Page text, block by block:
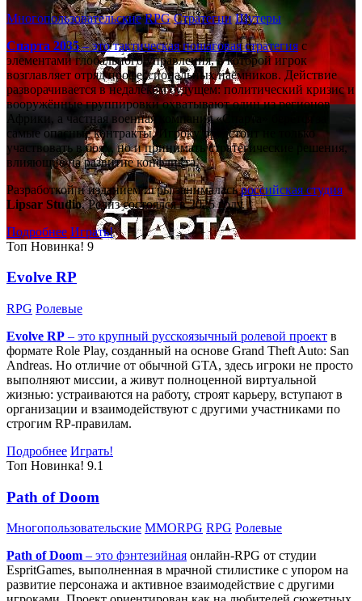
Многопользовательские RPG Стратегии Шутеры
Спарта 2035– это тактическаяпошаговая стратегияс
элементами глобального управления, в которой игрок
возглавляет отряд профессиональных наёмников. Действие
разворачивается в недалёком будущем: политический кризис и
вооружённые группировки охватывают один из регионов
Африки, а частная военная компания «Спарта» берётся за
самые опасные контракты. Игроку предстоит не только
участвовать в боях, но и принимать стратегические решения,
влияющие на развитие конфликта.
Разработкой и изданием игры занималасьроссийская студия
Lipsar Studio. Релиз состоялся в 2025 году.
Подробнее Играть!
Топ Новинка! 9
Evolve RP
RPG Ролевые
Evolve RP – это крупный русскоязычный ролевой проект в
формате Role Play, созданный на основе Grand Theft Auto: San
Andreas. Но отличие от обычной GTA, здесь игроки не просто
выполняют миссии, а живут полноценной виртуальной
жизнью: устраиваются на работу, строят карьеру, вступают в
организации и взаимодействуют с другими участниками по
строгим RP-правилам.
Подробнее Играть!
Топ Новинка! 9.1
Path of Doom
Многопользовательские MMORPG RPG Ролевые
Path of Doom – это фэнтезийная онлайн-RPG от студии
EspritGames, выполненная в мрачной стилистике с упором на
развитие персонажа и активное взаимодействие с другими